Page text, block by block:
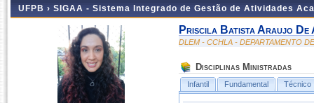
UFPB › SIGAA - Sistema Integrado de Gestão de Atividades
Priscila Batista Araujo De
DLEM - CCHLA - DEPARTAMENTO
Disciplinas Ministradas
Infantil Fundamental Técnico